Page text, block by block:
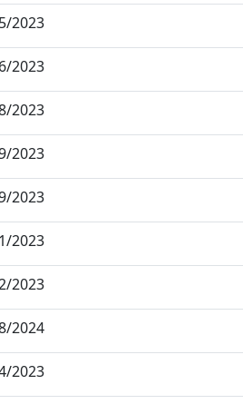
2023
2023
2023
2023
2023
2023
2023
2024
2023